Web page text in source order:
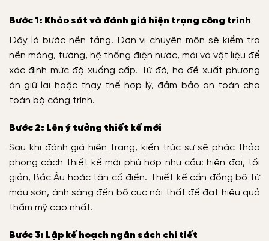
Bước 1: Khảo sát và đánh giá hiện trạng công trình
Đây là bước nền tảng. Đơn vị chuyên môn sẽ kiểm tra
nền móng, tường, hệ thống điện nước, mái và vật liệu để
xác định mức độ xuống cấp. Từ đó, họ đề xuất phương
án giữ lại hoặc thay thế hợp lý, đảm bảo an toàn cho
toàn bộ công trình.
Bước 2: Lên ý tưởng thiết kế mới
Sau khi đánh giá hiện trạng, kiến trúc sư sẽ phác thảo
phong cách thiết kế mới phù hợp nhu cầu: hiện đại, tối
giản, Bắc Âu hoặc tân cổ điển. Thiết kế cần đồng bộ từ
màu sơn, ánh sáng đến bố cục nội thất để đạt hiệu quả
thẩm mỹ cao nhất.
Bước 3: Lập kế hoạch ngân sách chi tiết